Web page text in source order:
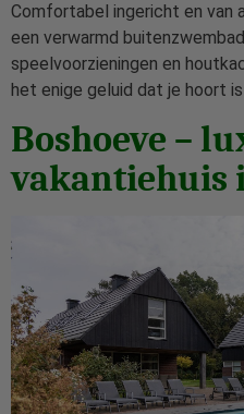
Comfortabel ingericht en van
een verwarmd
speelvoorzieningen en
het enige geluid dat je hoort is
Boshoeve –
vakantiehuis